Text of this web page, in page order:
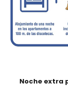
Noche extra